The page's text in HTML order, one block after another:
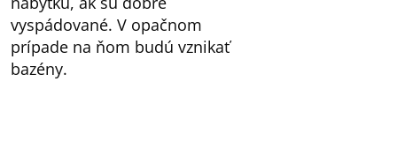
vyspádované. V opačnom
prípade na ňom budú vznikať
bazény.